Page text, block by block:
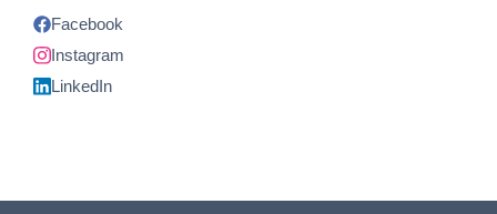
Facebook
Instagram
LinkedIn